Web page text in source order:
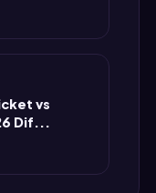
vs
Dif...